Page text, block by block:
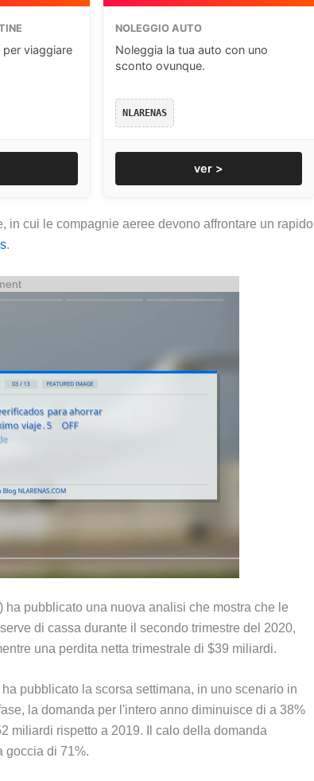
viaggiare
NOLEGGIO AUTO
Noleggia la tua auto con uno
sconto ovunque.
NLARENAS
ver >
in cui le compagnie aeree devono affrontare un rapido
.
) ha pubblicato una nuova analisi che mostra che le
di cassa durante il secondo trimestre del 2020,
una perdita netta trimestrale di $39 miliardi.
pubblicato la scorsa settimana, in uno scenario in
la domanda per l'intero anno diminuisce di a 38%
miliardi rispetto a 2019. Il calo della domanda
goccia di 71%.